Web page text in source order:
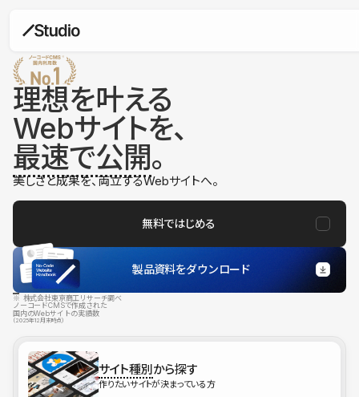
理想を叶える
Webサイトを、
最速で公開。
美しさと成果を、両立するWebサイトへ。
無料ではじめる
製品資料をダウンロード
※ 株式会社東京商工リサーチ調べ
ノーコードCMSで作成された
国内のWebサイトの実績数
（2025年12月末時点）
サイト種別から探す
作りたいサイトが決まっている方